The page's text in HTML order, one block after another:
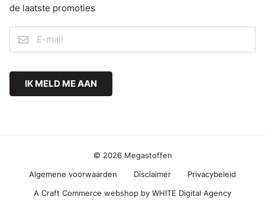
de laatste promoties
IK MELD ME AAN
© 2026 Megastoffen
A Craft Commerce webshop by WHITE Digital Agency
Algemene voorwaarden Disclaimer Privacybeleid